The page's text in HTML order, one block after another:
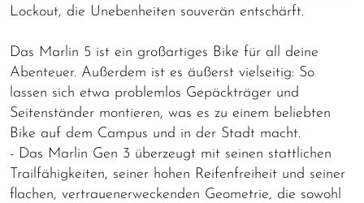
Lockout, die Unebenheiten souverän entschärft.
Das Marlin 5 ist ein großartiges Bike für all deine
Abenteuer. Außerdem ist es äußerst vielseitig: So
lassen sich etwa problemlos Gepäckträger und
Seitenständer montieren, was es zu einem beliebten
Bike auf dem Campus und in der Stadt macht.
- Das Marlin Gen 3 überzeugt mit seinen stattlichen
Trailfähigkeiten, seiner hohen Reifenfreiheit und seiner
flachen, vertrauenerweckenden Geometrie, die sowohl